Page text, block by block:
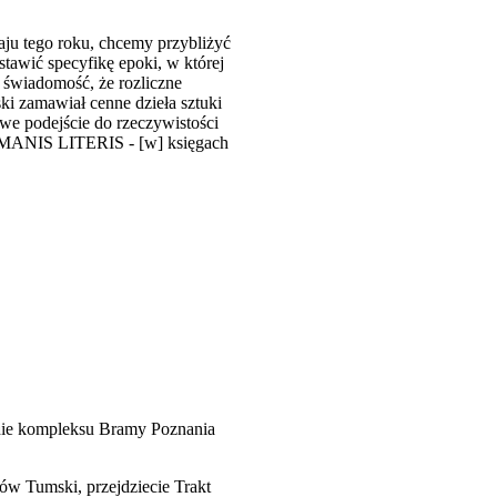
tego roku, chcemy przybliżyć
specyfikę epoki, w której
że rozliczne
cenne dzieła sztuki
podejście do rzeczywistości
LITERIS - [w] księgach
kompleksu Bramy Poznania
Tumski, przejdziecie Trakt